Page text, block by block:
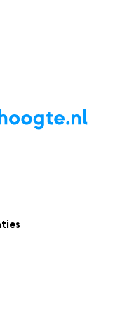
Live updatesApp